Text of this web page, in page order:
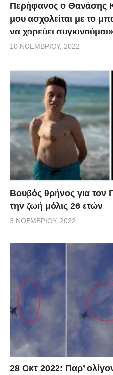
Περήφανος ο Θανάσης
μου ασχολείται με το
να χορεύει συγκινούμαι»
10 ΝΟΕΜΒΡΊΟΥ, 2022
Βουβός θρήνος για τον
την ζωή μόλις 26 ετών
3 ΝΟΕΜΒΡΊΟΥ, 2022
28 Οκτ 2022: Παρ’